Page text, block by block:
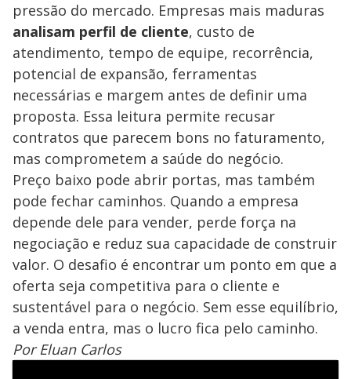
pressão do mercado. Empresas mais maduras
analisam perfil de cliente, custo de
atendimento, tempo de equipe, recorrência,
potencial de expansão, ferramentas
necessárias e margem antes de definir uma
proposta. Essa leitura permite recusar
contratos que parecem bons no faturamento,
mas comprometem a saúde do negócio.
Preço baixo pode abrir portas, mas também
pode fechar caminhos. Quando a empresa
depende dele para vender, perde força na
negociação e reduz sua capacidade de construir
valor. O desafio é encontrar um ponto em que a
oferta seja competitiva para o cliente e
sustentável para o negócio. Sem esse equilíbrio,
a venda entra, mas o lucro fica pelo caminho.
Por Eluan Carlos